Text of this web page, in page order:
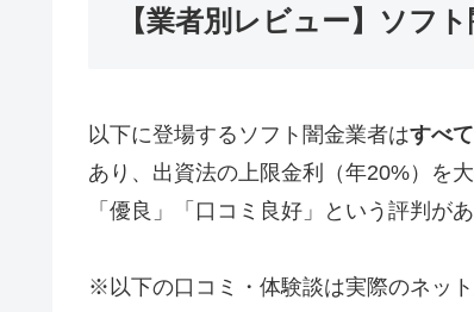
【業者別レビュー】ソフ
以下に登場するソフト闇金業者はすべ
あり、出資法の上限金利（年20%）を
「優良」「口コミ良好」という評判が
※以下の口コミ・体験談は実際のネッ